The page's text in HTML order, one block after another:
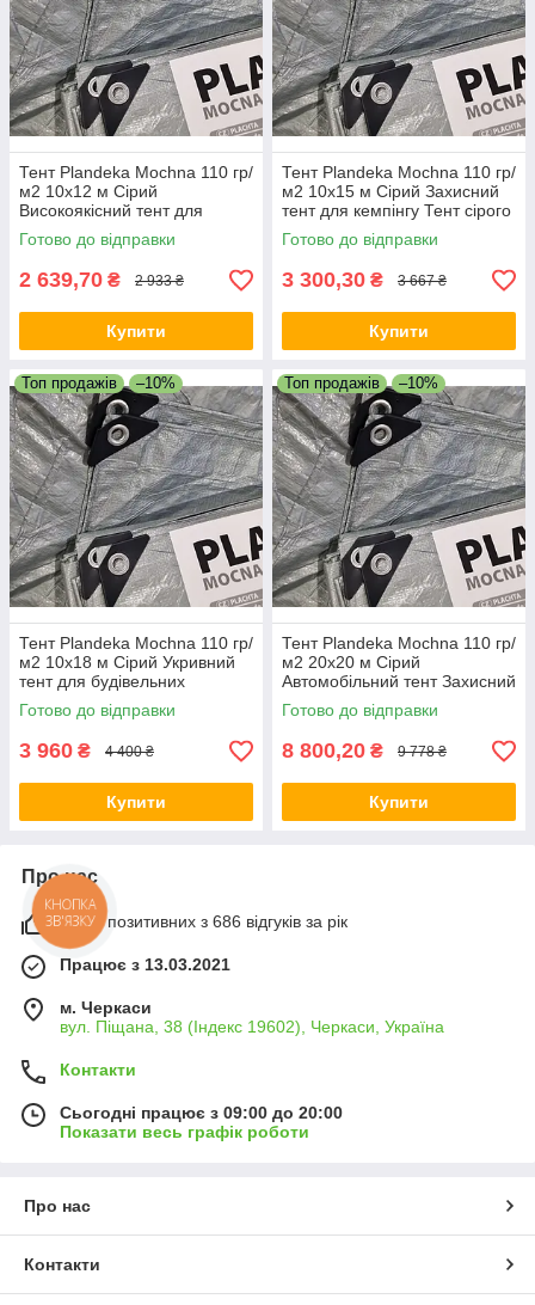
Тент Plandeka Мосhnа 110 гр/
м2 10х12 м Сірий
Високоякісний тент для
автомобіля Укривний тент
Готово до відправки
2 639,70 ₴ 2 933 ₴
Купити
Тент Plandeka Мосhnа 110 гр/
м2 10х15 м Сірий Захисний
тент для кемпінгу Тент сірого
кольору для дачі
Готово до відправки
3 300,30 ₴ 3 667 ₴
Купити
Топ продажів –10%
Тент Plandeka Мосhnа 110 гр/
м2 10х18 м Сірий Укривний
тент для будівельних
матеріалів Тент для причепа
Готово до відправки
3 960 ₴ 4 400 ₴
Купити
Топ продажів –10%
Тент Plandeka Мосhnа 110 гр/
м2 20х20 м Сірий
Автомобільний тент Захисний
тент для техніки
Готово до відправки
8 800,20 ₴ 9 778 ₴
Купити
Про нас
100% позитивних з 686 відгуків за рік
Працює з 13.03.2021
м. Черкаси
вул. Піщана, 38 (Індекс 19602), Черкаси, Україна
Контакти
Сьогодні працює з 09:00 до 20:00
Показати весь графік роботи
Про нас
Контакти
КНОПКА
ЗВ'ЯЗКУ